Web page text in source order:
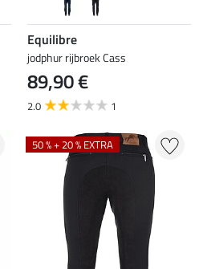
Equilibre
jodphur rijbroek Cass
89,90 €
2.0 1
50 % + 20 % EXTRA